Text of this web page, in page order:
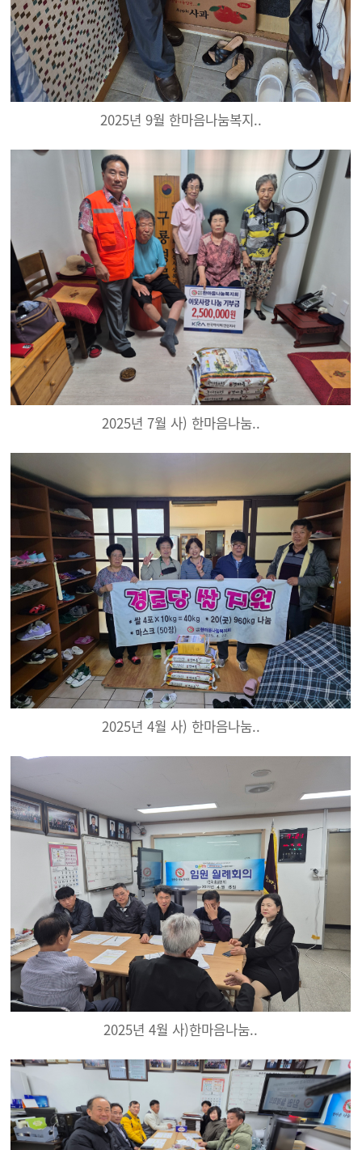
2025년 9월 한마음나눔복지..
2025년 7월 사) 한마음나눔..
2025년 4월 사) 한마음나눔..
2025년 4월 사)한마음나눔..